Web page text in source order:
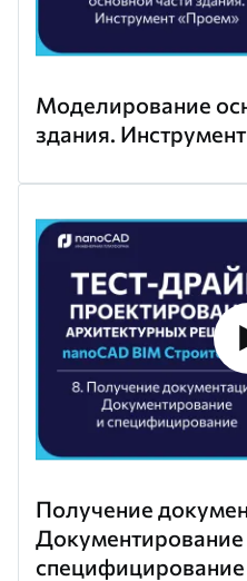
Моделирование
здания.
Получение
Документирование
специфицирование